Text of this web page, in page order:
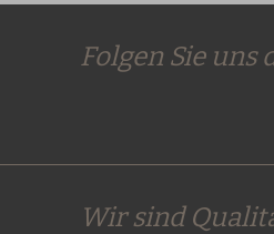
Folgen Sie uns
Wir sind